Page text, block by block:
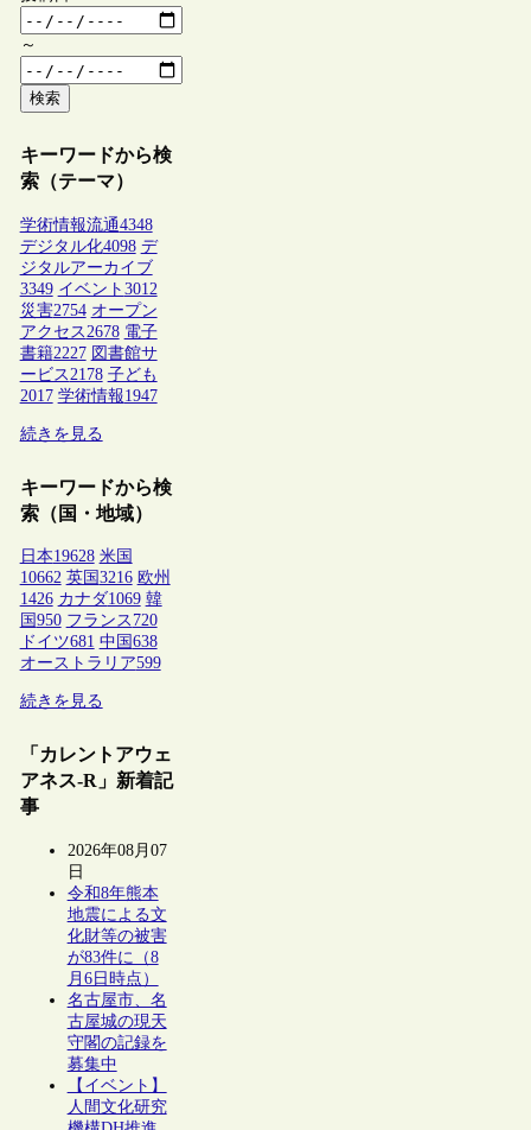
～
検索
キーワードから検
索（テーマ）
学術情報流通4348
デジタル化4098 デ
ジタルアーカイブ
3349 イベント 3012
災害2754 オープン
アクセス 2678 電子
書籍2227 図書館サ
ービス 2178 子ども
2017 学術情報1947
続きを見る
キーワードから検
索（国・地域）
日本19628 米国
10662 英国 3216 欧州
1426 カナダ1069 韓
国 950 フランス 720
ドイツ681 中国 638
オーストラリア599
続きを見る
「カレントアウェ
アネス-R」新着記
事
2026年08月07
日
令和8年熊本
地震による文
化財等の被害
が83件に（8
月6日時点）
名古屋市、名
古屋城の現天
守閣の記録を
募集中
【イベント】
人間文化研究